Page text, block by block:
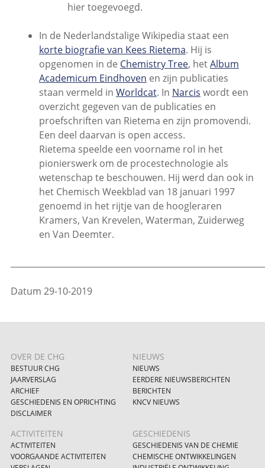
hier toegevoegd.
In de Nederlandstalige Wikipedia staat een
korte biografie van Kees Rietema. Hij is
opgenomen in de Chemistry Tree, hetAlbum
Academicum Eindhoven en zijn publicaties
staan vermeld in Worldcat. In Narcis wordt een
overzicht gegeven van de publicaties en
proefschriften van Rietema en zijn promovendi.
Een deel daarvan is open access.
Rietema speelde een voorname rol in het
pionierswerk om de procestechnologie als
wetenschap te beschouwen. Hij werd dan ook in
het Chemisch Weekblad van 18 januari 1997
genoemd in het rijtje van de hoogleraren
Kramers, Van Krevelen, Waterman, Zuiderweg
en Van Deemter.
Datum 29-10-2019
OVER DE CHG
BESTUUR CHG
JAARVERSLAG
ARCHIEF
GESCHIEDENIS EN OPRICHTING
DISCLAIMER
NIEUWS
NIEUWS
EERDERE NIEUWSBERICHTEN
BERICHTEN
KNCV NIEUWS
ACTIVITEITEN
ACTIVITEITEN
VOORGAANDE ACTIVITEITEN
GESCHIEDENIS
GESCHIEDENIS VAN DE CHEMIE
CHEMISCHE ONTWIKKELINGEN